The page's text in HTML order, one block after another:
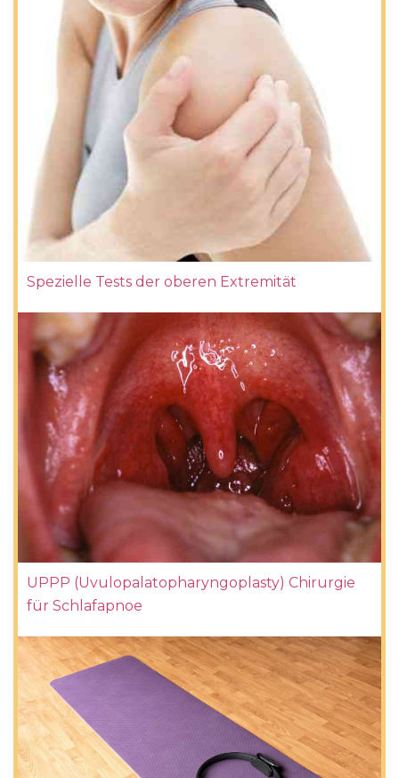
Spezielle Tests der oberen Extremität
UPPP (Uvulopalatopharyngoplasty) Chirurgie
für Schlafapnoe